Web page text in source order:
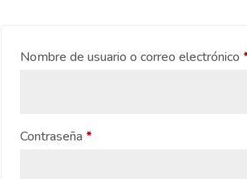
Nombre de usuario o correo electrónico
Contraseña *